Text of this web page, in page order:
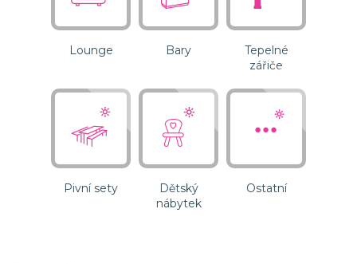
Lounge Bary
Tepelné
zářiče
Pivní sety
Dětský
nábytek
Ostatní
Do košíku Pokračovat v objednávce